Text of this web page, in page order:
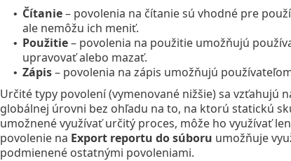
• Čítanie– povolenia na čítanie sú vhodné pre
ale nemôžu ich meniť.
• Použitie– povolenia na použitie umožňujú
upravovať alebo mazať.
• Zápis– povolenia na zápis umožňujú
Určité typy povolení (vymenované nižšie) sa vzťahujú
globálnej úrovni bez ohľadu na to, na ktorú statickú
umožnené využívať určitý proces, môže ho využívať
povolenie na Export reportu do súboru umožňuje
podmienené ostatnými povoleniami.